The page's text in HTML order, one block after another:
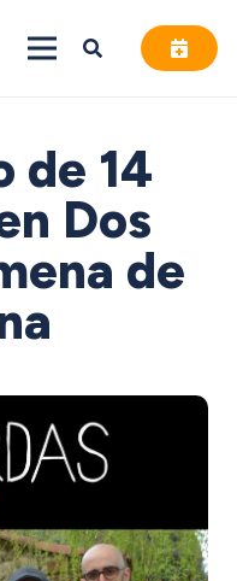
de 14
Dos
de